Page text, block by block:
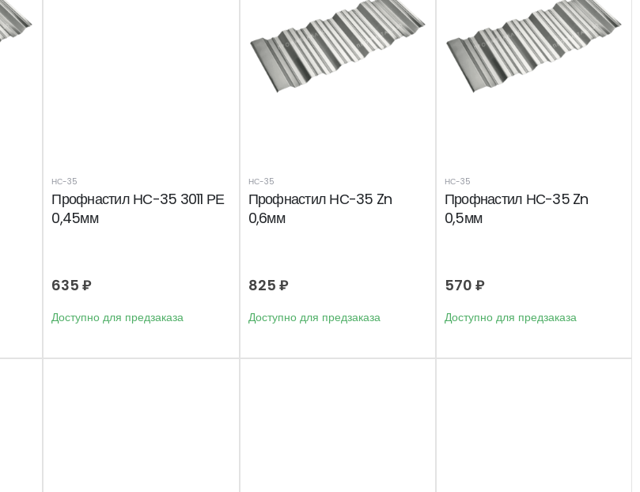
НС-35
Профнастил НС-35 3011 РЕ
0,45мм
635₽
Доступно для предзаказа
НС-35
Профнастил НС-35 Zn
0,6мм
825 ₽
Доступно для предзаказа
НС-35
Профнастил НС-35 Zn
0,5мм
570 ₽
Доступно для предзаказа